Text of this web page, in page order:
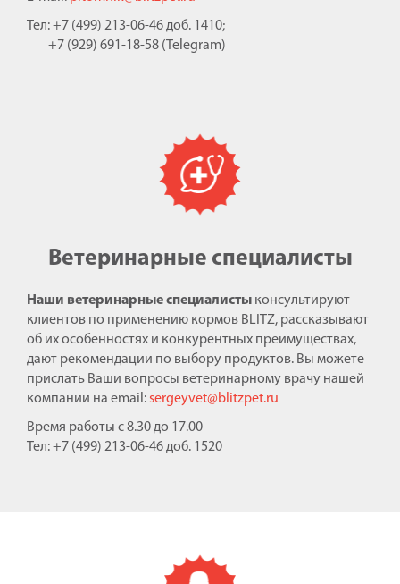
Тел: +7 (499) 213-06-46 доб. 1410;
+7 (929) 691-18-58 (Telegram)
Ветеринарные специалисты
Наши ветеринарные специалисты консультируют
клиентов по применению кормов BLITZ, рассказывают
об их особенностях и конкурентных преимуществах,
дают рекомендации по выбору продуктов. Вы можете
прислать Ваши вопросы ветеринарному врачу нашей
компании на email:sergeyvet@blitzpet.ru
Время работы с 8.30 до 17.00
Тел: +7 (499) 213-06-46 доб. 1520